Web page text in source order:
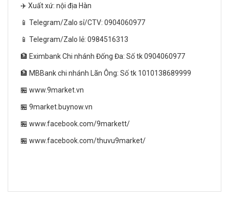
✈️ Xuất xứ: nội địa Hàn
📱 Telegram/Zalo sỉ/CTV: 0904060977
📱 Telegram/Zalo lẻ: 0984516313
🏦 Eximbank Chi nhánh Đống Đa: Số tk 0904060977
🏦 MBBank chi nhánh Lãn Ông: Số tk 1010138689999
🏪 www.9market.vn
🏪 9market.buynow.vn
🏪 www.facebook.com/9markett/
🏪 www.facebook.com/thuvu9market/